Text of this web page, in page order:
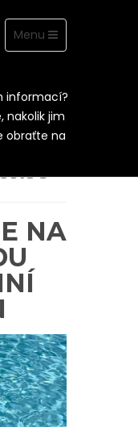
Toggle
navigation
Menu
informací?
nakolik jim
obraťte na
NA